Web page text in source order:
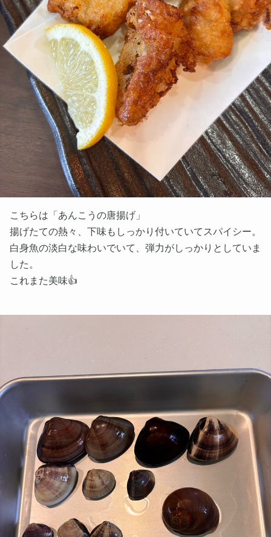
こちらは「あんこうの唐揚げ」
揚げたての熱々、下味もしっかり付いていてスパイシー。
白身魚の淡白な味わいでいて、弾力がしっかりとしていま
した。
これまた美味👍